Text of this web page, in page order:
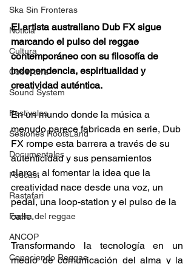
Ska Sin Fronteras
Noticia
Cultura
Cobertura
Sound System
Festivales
Sesiones RootsLand
Documentales
Podcast
Rastafari
Fuera del reggae
ANCOP
Conociendo Reggae
El artista australiano Dub FX sigue
marcando el pulso del reggae
contemporáneo con su filosofía de
independencia, espiritualidad y
creatividad auténtica.
En un mundo donde la música a
menudo parece fabricada en serie, Dub
FX rompe esta barrera a través de su
autenticidad y sus pensamientos
claros, al fomentar la idea que la
creatividad nace desde una voz, un
pedal, una loop-station y el pulso de la
calle.
Transformando la tecnología en un
medio de comunicación del alma y la